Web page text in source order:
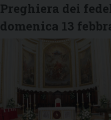
di
domenica
20
febbraio
Preghiera dei
domenica 13